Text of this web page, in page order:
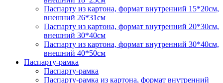
Паспарту из картона, формат внутренний 15*20см,
внешний 26*31см
Паспарту из картона, формат внутренний 20*30см,
внешний 30*40см
Паспарту из картона, формат внутренний 30*40см,
внешний 40*50см
Паспарту-рамка
Паспарту-рамка
Паспарту-рамка из картона, формат внутренний